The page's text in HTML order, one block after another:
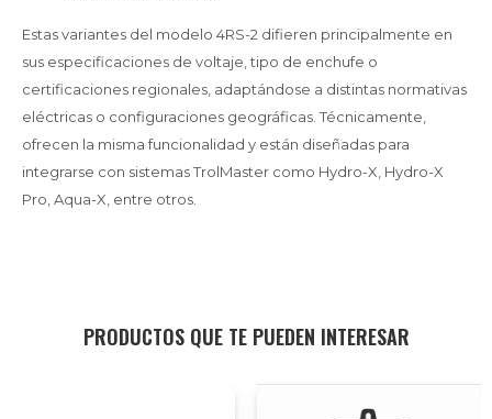
Estas variantes del modelo 4RS-2 difieren principalmente en
sus especificaciones de voltaje, tipo de enchufe o
certificaciones regionales, adaptándose a distintas normativas
eléctricas o configuraciones geográficas. Técnicamente,
ofrecen la misma funcionalidad y están diseñadas para
integrarse con sistemas TrolMaster como Hydro-X, Hydro-X
Pro, Aqua-X, entre otros.
PRODUCTOS QUE TE PUEDEN INTERESAR